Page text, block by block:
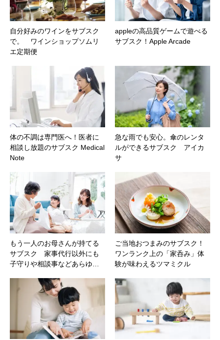
自分好みのワインをサブスク
で。 ワインショップソムリ
エ定期便
appleの高品質ゲームで遊べる
サブスク！Apple Arcade
体の不調は専門医へ！医者に
相談し放題のサブスク Medical
Note
急な雨でも安心。傘のレンタ
ルができるサブスク アイカ
サ
もう一人のお母さんが持てる
サブスク 家事代行以外にも
子守りや相談事などあらゆ…
ご当地おつまみのサブスク！
ワンランク上の「家呑み」体
験が味わえるツマミクル